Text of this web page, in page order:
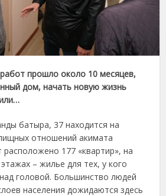
прошло около 10 месяцев,
дом, начать новую жизнь
батыра, 37 находится на
отношений акимата
расположено 177 «квартир», на
– жилье для тех, у кого
головой. Большинство людей
населения дожидаются здесь